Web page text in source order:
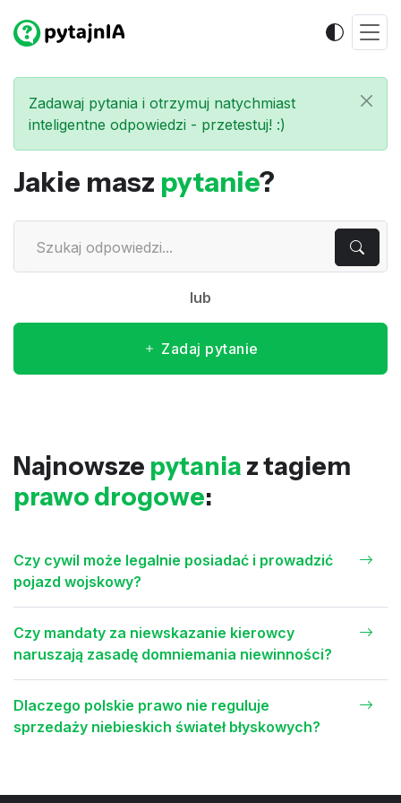
Zadawaj pytania i otrzymuj natychmiast
inteligentne odpowiedzi - przetestuj! :)
Jakie masz pytanie?
lub
Zadaj pytanie
Najnowsze pytania z tagiem
prawo drogowe:
Czy cywil może legalnie posiadać i prowadzić
pojazd wojskowy?
Czy mandaty za niewskazanie kierowcy
naruszają zasadę domniemania niewinności?
Dlaczego polskie prawo nie reguluje
sprzedaży niebieskich świateł błyskowych?